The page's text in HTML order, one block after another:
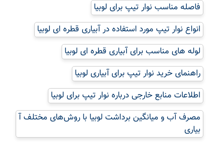
فاصله مناسب نوار تیپ برای لوبیا
انواع نوار تیپ مورد استفاده در آبیاری قطره ای لوبیا
لوله های مناسب برای آبیاری قطره ای لوبیا
راهنمای خرید نوار تیپ برای آبیاری لوبیا
اطلاعات منابع خارجی درباره نوار تیپ برای لوبیا
مصرف آب و میانگین برداشت لوبیا با روش‌های مختلف آ
بیاری